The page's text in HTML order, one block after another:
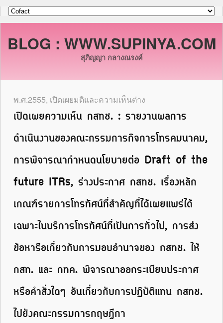
BLOG : WWW.SUPINYA.COM
สุภิญญา กลางณรงค์
พ.ศ.2555, เปิดเผยมติและความเห็นต่าง
เปิดเผยความเห็น กสทช. : รายงานผลการ
ดำเนินงานของคณะกรรมการกิจการโทรคมนาคม,
การพิจารณากำหนดนโยบายต่อ Draft of the
future ITRs, ร่างประกาศ กสทช. เรื่องหลัก
เกณฑ์รายการโทรทัศน์ที่สำคัญที่ได้เผยแพร่ได้
เฉพาะในบริการโทรทัศน์ที่เป็นการทั่วไป, การส่ง
ข้อหารือเกี่ยวกับการมอบอำนาจของ กสทช. ให้
กสท. และ กทค. พิจารณาออกระเบียบประกาศ
หรือคำสั่งใดๆ อันเกี่ยวกับการปฏิบัติแทน กสทช.
ไปยังคณะกรรมการกฤษฎีกา